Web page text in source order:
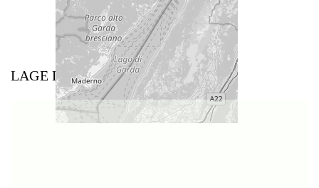
LAGE DES WEINGUTS